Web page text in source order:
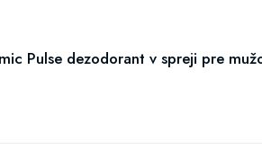
Pulse dezodorant v spreji pre